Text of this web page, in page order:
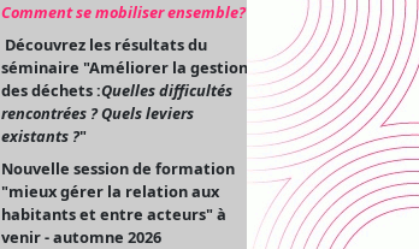
Comment se mobiliser ensemble?"
Découvrez les résultats du
séminaire "Améliorer la gestion
des déchets :Quelles difficultés
rencontrées ? Quels leviers
existants ?"
Nouvelle session de formation
"mieux gérer la relation aux
habitants et entre acteurs" à
venir - automne 2026